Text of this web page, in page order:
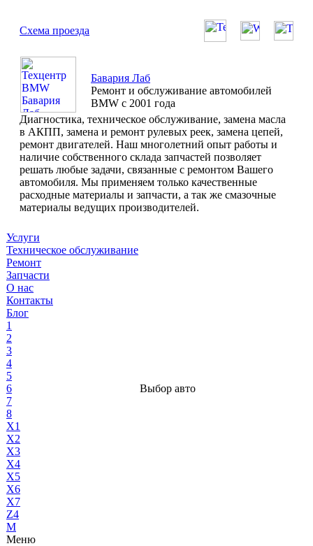
Схема проезда
Бавария Лаб
Ремонт и обслуживание автомобилей
BMW с 2001 года
Диагностика, техническое обслуживание, замена масла
в АКПП, замена и ремонт рулевых реек, замена цепей,
ремонт двигателей. Наш многолетний опыт работы и
наличие собственного склада запчастей позволяет
решать любые задачи, связанные с ремонтом Вашего
автомобиля. Мы применяем только качественные
расходные материалы и запчасти, а так же смазочные
материалы ведущих производителей.
Услуги
Техническое обслуживание
Ремонт
Запчасти
О нас
Контакты
Блог
1
2
3
4
5
6
7
8
X1
X2
X3
X4
X5
X6
X7
Z4
М
Меню
Выбор авто